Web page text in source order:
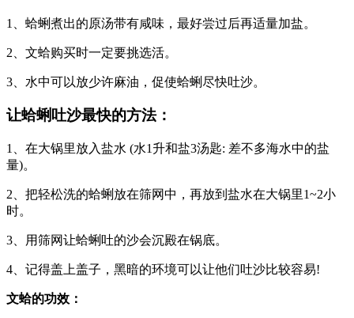
1、蛤蜊煮出的原汤带有咸味，最好尝过后再适量加盐。
2、文蛤购买时一定要挑选活。
3、水中可以放少许麻油，促使蛤蜊尽快吐沙。
让蛤蜊吐沙最快的方法：
1、在大锅里放入盐水 (水1升和盐3汤匙: 差不多海水中的盐
量)。
2、把轻松洗的蛤蜊放在筛网中，再放到盐水在大锅里1~2小
时。
3、用筛网让蛤蜊吐的沙会沉殿在锅底。
4、记得盖上盖子，黑暗的环境可以让他们吐沙比较容易!
文蛤的功效：